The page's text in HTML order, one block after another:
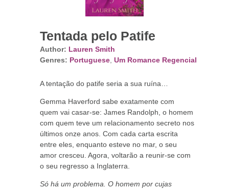
Tentada pelo Patife
Author: Lauren Smith
Genres: Portuguese, Um Romance Regencial
A tentação do patife seria a sua ruína…
Gemma Haverford sabe exatamente com
quem vai casar-se: James Randolph, o homem
com quem teve um relacionamento secreto nos
últimos onze anos. Com cada carta escrita
entre eles, enquanto esteve no mar, o seu
amor cresceu. Agora, voltarão a reunir-se com
o seu regresso a Inglaterra.
Só há um problema. O homem por cujas